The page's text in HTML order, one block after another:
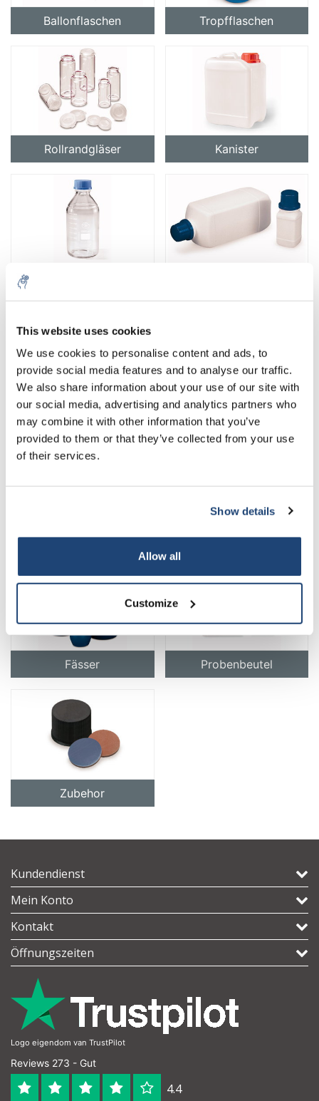
This website uses cookies
We use cookies to personalise content and ads, to
provide social media features and to analyse our traffic.
We also share information about your use of our site with
our social media, advertising and analytics partners who
may combine it with other information that you’ve
provided to them or that they’ve collected from your use
of their services.
Show details
Allow all
Customize
Ballonflaschen Tropfflaschen
Rollrandgläser Kanister
Probenbecher Dosen
Spritzflaschen UN-Flaschen
Fässer Probenbeutel
Zubehor
Kundendienst
Mein Konto
Kontakt
Öffnungszeiten
Logo eigendom van TrustPilot
Reviews 273 - Gut
4.4